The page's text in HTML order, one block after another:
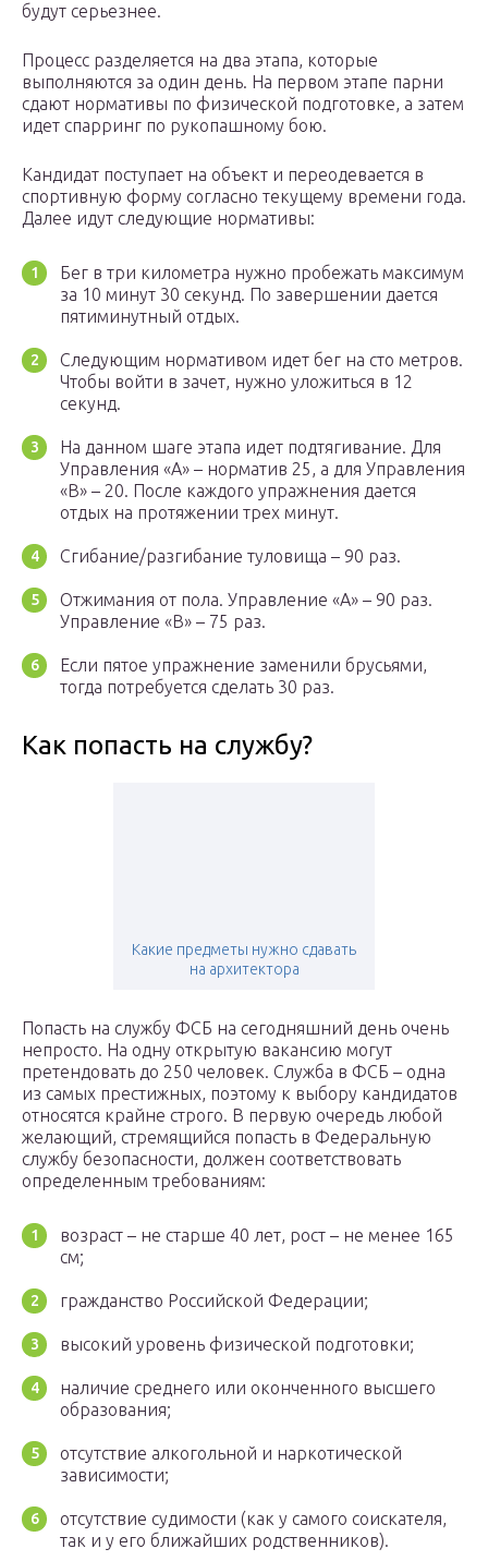
будут серьезнее.
Процесс разделяется на два этапа, которые
выполняются за один день. На первом этапе парни
сдают нормативы по физической подготовке, а затем
идет спарринг по рукопашному бою.
Кандидат поступает на объект и переодевается в
спортивную форму согласно текущему времени года.
Далее идут следующие нормативы:
Бег в три километра нужно пробежать максимум
за 10 минут 30 секунд. По завершении дается
пятиминутный отдых.
Следующим нормативом идет бег на сто метров.
Чтобы войти в зачет, нужно уложиться в 12
секунд.
На данном шаге этапа идет подтягивание. Для
Управления «А» – норматив 25, а для Управления
«В» – 20. После каждого упражнения дается
отдых на протяжении трех минут.
Сгибание/разгибание туловища – 90 раз.
Отжимания от пола. Управление «А» – 90 раз.
Управление «В» – 75 раз.
Если пятое упражнение заменили брусьями,
тогда потребуется сделать 30 раз.
Как попасть на службу?
Какие предметы нужно сдавать
на архитектора
Попасть на службу ФСБ на сегодняшний день очень
непросто. На одну открытую вакансию могут
претендовать до 250 человек. Служба в ФСБ – одна
из самых престижных, поэтому к выбору кандидатов
относятся крайне строго. В первую очередь любой
желающий, стремящийся попасть в Федеральную
службу безопасности, должен соответствовать
определенным требованиям:
возраст – не старше 40 лет, рост – не менее 165
см;
гражданство Российской Федерации;
высокий уровень физической подготовки;
наличие среднего или оконченного высшего
образования;
отсутствие алкогольной и наркотической
зависимости;
отсутствие судимости (как у самого соискателя,
так и у его ближайших родственников).